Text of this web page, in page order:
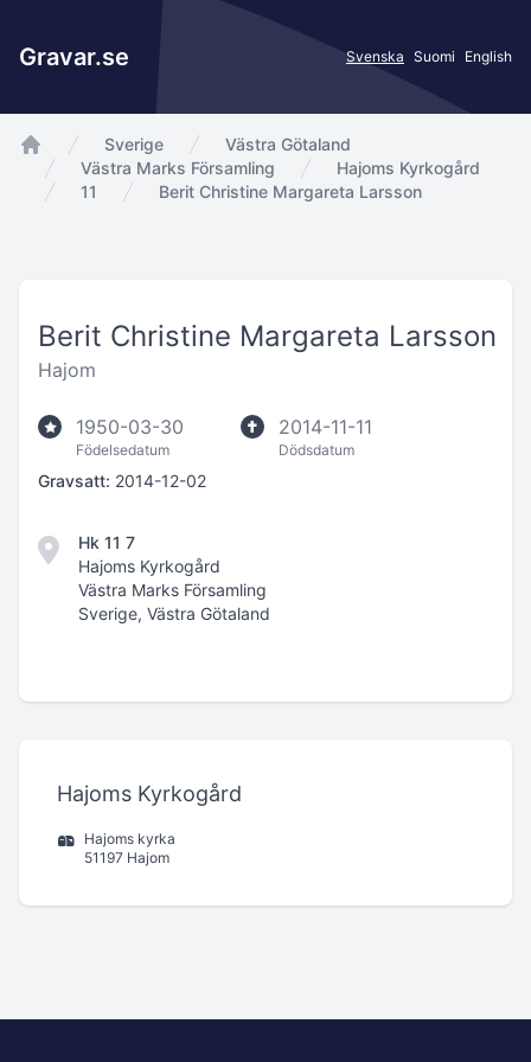
Gravar.se Svenska Suomi English
app.Start
Sverige
Västra Götaland
Västra Marks Församling
Hajoms Kyrkogård
11
Berit Christine Margareta Larsson
Berit Christine Margareta Larsson
Hajom
1950-03-30
Födelsedatum
2014-11-11
Dödsdatum
Gravsatt: 2014-12-02
Hk 11 7
Hajoms Kyrkogård
Västra Marks Församling
Sverige, Västra Götaland
Hajoms Kyrkogård
Hajoms kyrka
51197 Hajom